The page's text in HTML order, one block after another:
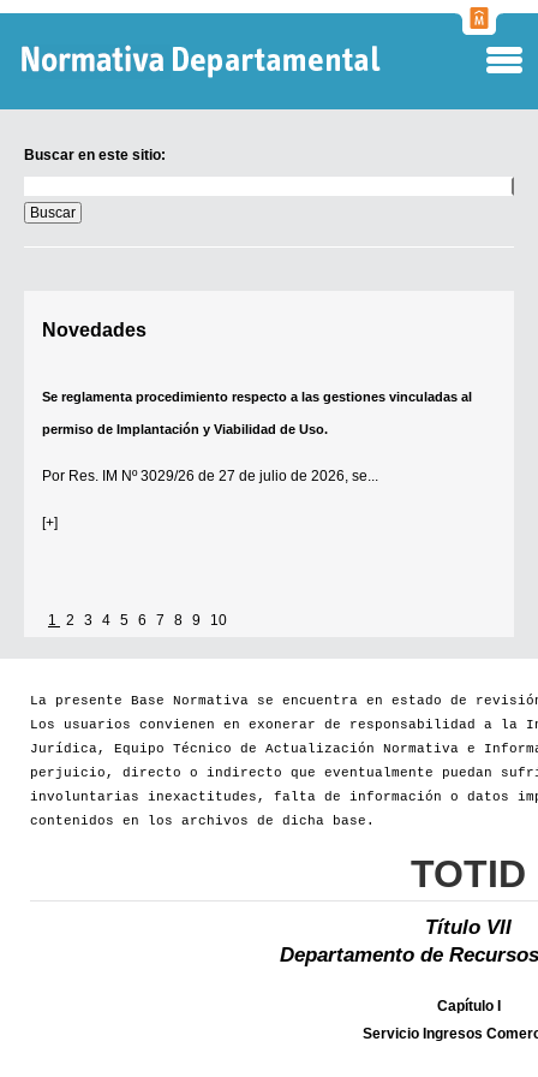
Buscar en este sitio:
en
este
sitio:
Novedades
Se reglamenta procedimiento respecto a las gestiones vinculadas al
permiso de Implantación y Viabilidad de Uso.
Por Res. IM Nº 3029/26 de 27 de julio de 2026, se...
[+]
1 2 3 4 5 6 7 8 9 10
La presente Base Normativa se encuentra en estado de
Los usuarios convienen en exonerar de responsabilidad a la
Jurídica, Equipo Técnico de Actualización Normativa e
perjuicio, directo o indirecto que eventualmente puedan
involuntarias inexactitudes, falta de información o datos
contenidos en los archivos de dicha base.
TOTID
Título VII
Departamento de
Capítulo I
Servicio Ingresos